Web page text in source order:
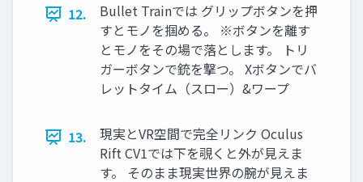
12.
Bullet Trainでは グリップボタンを押
すとモノを掴める。 ※ボタンを離す
とモノをその場で落とします。 トリ
ガーボタンで銃を撃つ。 Xボタンでバ
レットタイム（スロー）&ワープ
13.
現実とVR空間で完全リンク Oculus
Rift CV1では下を覗くと外が見えま
す。 そのまま現実世界の腕が見えま